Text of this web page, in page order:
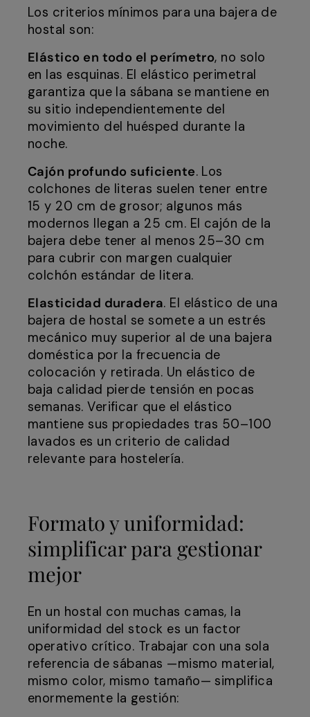
Los criterios mínimos para una bajera de
hostal son:
Elástico en todo el perímetro, no solo
en las esquinas. El elástico perimetral
garantiza que la sábana se mantiene en
su sitio independientemente del
movimiento del huésped durante la
noche.
Cajón profundo suficiente. Los
colchones de literas suelen tener entre
15 y 20 cm de grosor; algunos más
modernos llegan a 25 cm. El cajón de la
bajera debe tener al menos 25–30 cm
para cubrir con margen cualquier
colchón estándar de litera.
Elasticidad duradera. El elástico de una
bajera de hostal se somete a un estrés
mecánico muy superior al de una bajera
doméstica por la frecuencia de
colocación y retirada. Un elástico de
baja calidad pierde tensión en pocas
semanas. Verificar que el elástico
mantiene sus propiedades tras 50–100
lavados es un criterio de calidad
relevante para hostelería.
Formato y uniformidad:
simplificar para gestionar
mejor
En un hostal con muchas camas, la
uniformidad del stock es un factor
operativo crítico. Trabajar con una sola
referencia de sábanas —mismo material,
mismo color, mismo tamaño— simplifica
enormemente la gestión: